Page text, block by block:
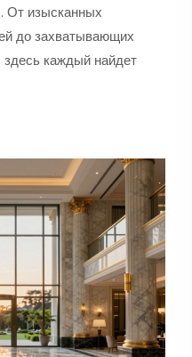
От изысканных
до захватывающих
каждый найдет